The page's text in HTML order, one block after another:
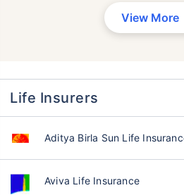
View More
Life Insurers
Aditya Birla Sun Life
Aviva Life Insurance